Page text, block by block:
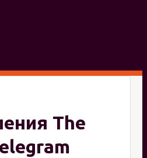
The